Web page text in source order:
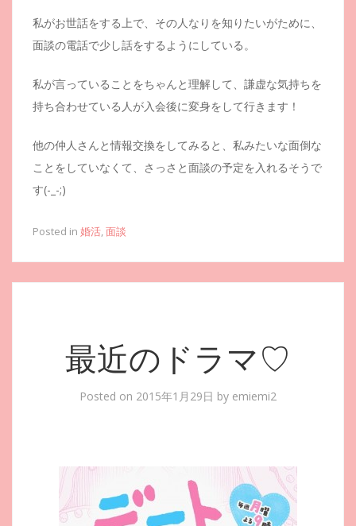
私がお世話をする上で、その人なりを知りたいがために、
面談の電話で少し話をするようにしている。
私が言っていることをちゃんと理解して、謙虚な気持ちを
持ち合わせている人が入会後に変身をして行きます！
他の仲人さんと情報交換をしてみると、私みたいな面倒な
ことをしていなくて、さっさと面談の予定を入れるそうで
す(-_-;)
Posted in 婚活,面談
最近のドラマ♡
Posted on 2015年1月29日 by emiemi2